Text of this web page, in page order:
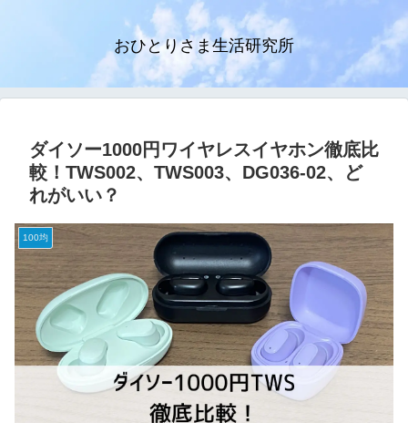
おひとりさま生活研究所
ダイソー1000円ワイヤレスイヤホン徹底比
較！TWS002、TWS003、DG036-02、ど
れがいい？
100均